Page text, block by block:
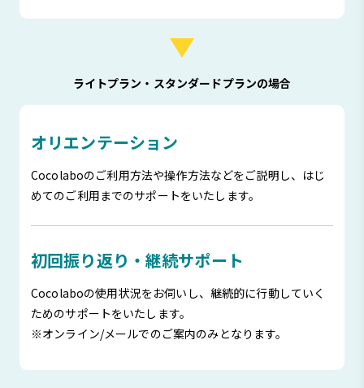
ライトプラン・スタンダードプランの場合
オリエンテーション
Cocolaboのご利用方法や操作方法などをご説明し、はじ
めてのご利用までのサポートをいたします。
初回振り返り・継続サポート
Cocolaboの使用状況をお伺いし、継続的に行動していく
ためのサポートをいたします。
※オンライン/メールでのご案内のみとなります。